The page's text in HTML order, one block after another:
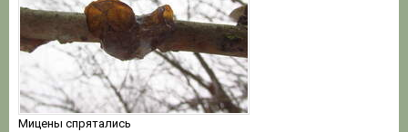
Мицены спрятались